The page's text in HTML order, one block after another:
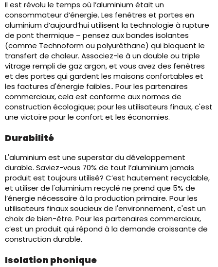
Il est révolu le temps où l’aluminium était un
consommateur d’énergie. Les fenêtres et portes en
aluminium d’aujourd’hui utilisent la technologie à rupture
de pont thermique – pensez aux bandes isolantes
(comme Technoform ou polyuréthane) qui bloquent le
transfert de chaleur. Associez-le à un double ou triple
vitrage rempli de gaz argon, et vous avez des fenêtres
et des portes qui gardent les maisons confortables et
les factures d'énergie faibles.. Pour les partenaires
commerciaux, cela est conforme aux normes de
construction écologique; pour les utilisateurs finaux, c'est
une victoire pour le confort et les économies.
Durabilité
L'aluminium est une superstar du développement
durable. Saviez-vous 70% de tout l’aluminium jamais
produit est toujours utilisé? C’est hautement recyclable,
et utiliser de l'aluminium recyclé ne prend que 5% de
l’énergie nécessaire à la production primaire. Pour les
utilisateurs finaux soucieux de l'environnement, c'est un
choix de bien-être. Pour les partenaires commerciaux,
c’est un produit qui répond à la demande croissante de
construction durable.
Isolation phonique